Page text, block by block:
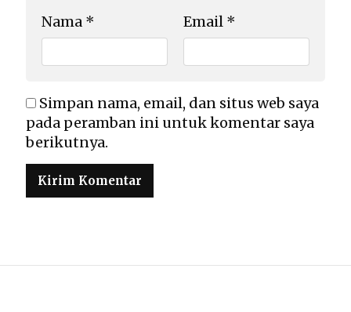
Nama * Email *
Simpan nama, email, dan situs web saya
pada peramban ini untuk komentar saya
berikutnya.